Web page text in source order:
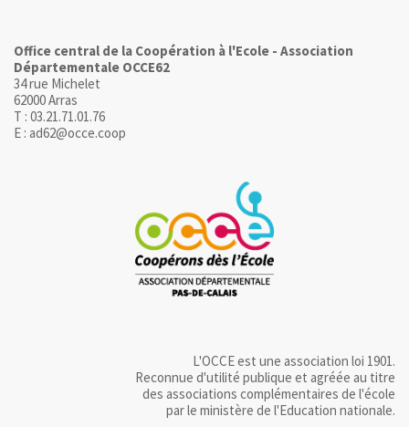
Office central de la Coopération à l'Ecole - Association
Départementale OCCE62
34 rue Michelet
62000 Arras
T : 03.21.71.01.76
E : ad62@occe.coop
L'OCCE est une association loi 1901.
Reconnue d'utilité publique et agréée au titre
des associations complémentaires de l'école
par le ministère de l'Education nationale.